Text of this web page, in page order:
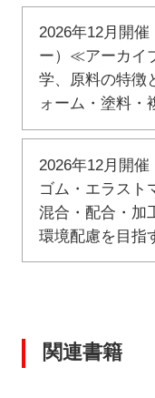
2026年12月開
ー）≪アーカイ
学、原料の特徴
ォーム・塗料・
2026年12月開
ゴム・エラスト
混合・配合・加
環境配慮を目指
関連書籍